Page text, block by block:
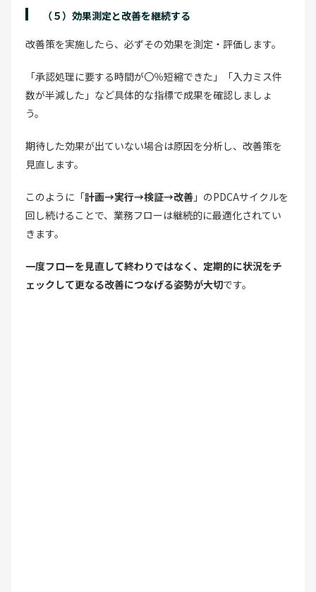
（５）効果測定と改善を継続する
改善策を実施したら、必ずその効果を測定・評価します。
「承認処理に要する時間が〇％短縮できた」「入力ミス件
数が半減した」など具体的な指標で成果を確認しましょ
う。
期待した効果が出ていない場合は原因を分析し、改善策を
見直します。
このように「計画→実行→検証→改善 」のPDCAサイクルを
回し続けることで、業務フローは継続的に最適化されてい
きます。
一度フローを見直して終わりではなく、定期的に状況をチ
ェックして更なる改善につなげる姿勢が大切です。